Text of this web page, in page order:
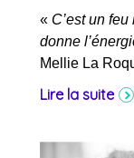
« C’est un
donne
Mellie La
Lire la suite